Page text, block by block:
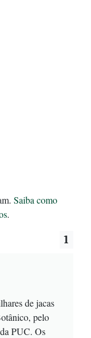
Saiba como
.
1
de jacas
pelo
PUC. Os